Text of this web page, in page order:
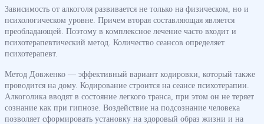
Зависимость от алкоголя развивается не только на физическом, но и
психологическом уровне. Причем вторая составляющая является
преобладающей. Поэтому в комплексное лечение часто входит и
психотерапевтический метод. Количество сеансов определяет
психотерапевт.
Метод Довженко — эффективный вариант кодировки, который также
проводится на дому. Кодирование строится на сеансе психотерапии.
Алкоголика вводят в состояние легкого транса, при этом он не теряет
сознание как при гипнозе. Воздействие на подсознание человека
позволяет сформировать установку на здоровый образ жизни и на